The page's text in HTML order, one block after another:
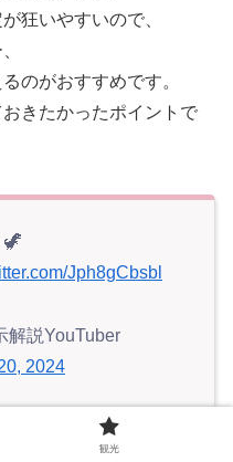
狂いやすいので、
のがおすすめです。
きたかったポイントで
🦖
Jph8gCbsbl
解説YouTuber
2024
観光